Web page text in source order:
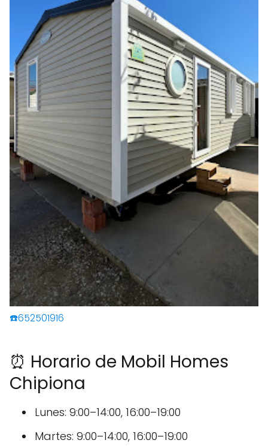
☎️652501916
⏰ Horario de Mobil Homes
Chipiona
Lunes: 9:00–14:00, 16:00–19:00
Martes: 9:00–14:00, 16:00–19:00